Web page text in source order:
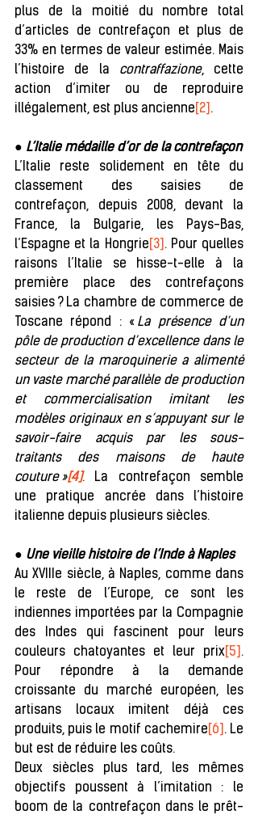
plus de la moitié du nombre total
d’articles de contrefaçon et plus de
33% en termes de valeur estimée. Mais
l’histoire de la contraffazione, cette
action d’imiter ou de reproduire
illégalement, est plus ancienne [2] .
● L’Italie médaille d’or de la contrefaçon
L’Italie reste solidement en tête du
classement des saisies de
contrefaçon, depuis 2008, devant la
France, la Bulgarie, les Pays-Bas,
l’Espagne et la Hongrie [3] . Pour quelles
raisons l’Italie se hisse-t-elle à la
première place des contrefaçons
saisies ? La chambre de commerce de
Toscane répond : « La présence d’un
pôle de production d’excellence dans le
secteur de la maroquinerie a alimenté
un vaste marché parallèle de production
et commercialisation imitant les
modèles originaux en s’appuyant sur le
savoir-faire acquis par les sous-
traitants des maisons de haute
couture »[4]. La contrefaçon semble
une pratique ancrée dans l’histoire
italienne depuis plusieurs siècles.
● Une vieille histoire de l’Inde à Naples
Au XVIIIe siècle, à Naples, comme dans
le reste de l’Europe, ce sont les
indiennes importées par la Compagnie
des Indes qui fascinent pour leurs
couleurs chatoyantes et leur prix [5] .
Pour répondre à la demande
croissante du marché européen, les
artisans locaux imitent déjà ces
produits, puis le motif cachemire [6] . Le
but est de réduire les coûts.
Deux siècles plus tard, les mêmes
objectifs poussent à l’imitation : le
boom de la contrefaçon dans le prêt-